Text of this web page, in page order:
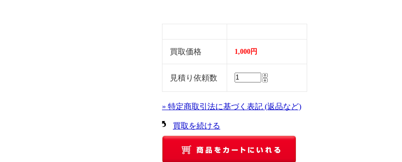
買取価格 1,000円
見積り依頼数
» 特定商取引法に基づく表記 (返品など)
買取を続ける